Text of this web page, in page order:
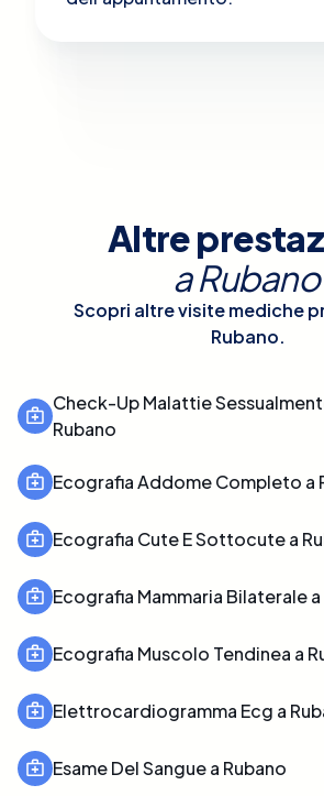
Altre
aRubano
Scopri altre visite mediche
Rubano.
Check-Up Malattie
Rubano
Ecografia Addome Completo a
Ecografia Cute E Sottocute a
Ecografia Mammaria Bilaterale a
Ecografia Muscolo Tendinea a
Elettrocardiogramma Ecg a
Esame Del Sangue a Rubano